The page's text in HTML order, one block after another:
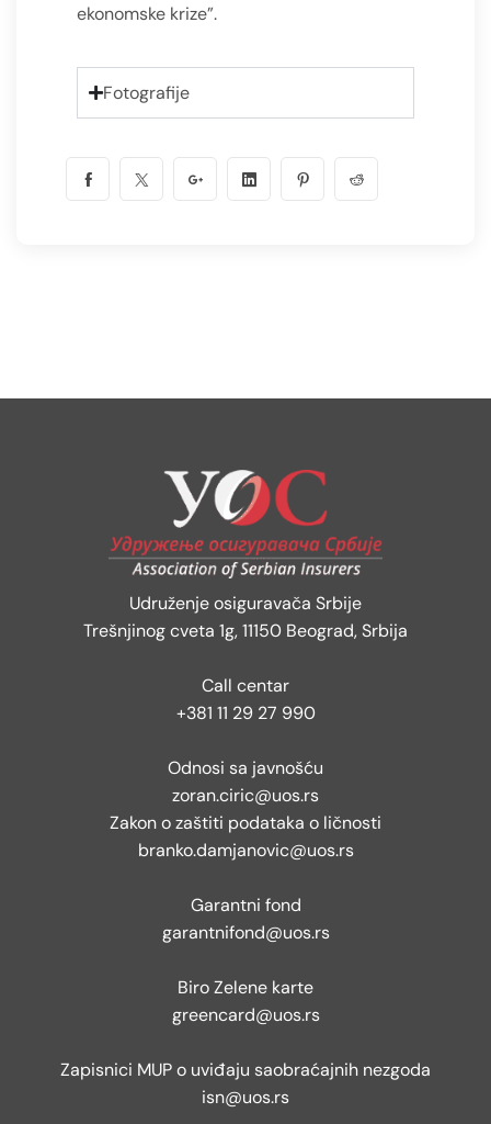
ekonomske krize”.
Fotografije
Udruženje osiguravača Srbije
Trešnjinog cveta 1g, 11150 Beograd, Srbija
Call centar
+381 11 29 27 990
Odnosi sa javnošću
zoran.ciric@uos.rs
Zakon o zaštiti podataka o ličnosti
branko.damjanovic@uos.rs
Garantni fond
garantnifond@uos.rs
Biro Zelene karte
greencard@uos.rs
Zapisnici MUP o uviđaju saobraćajnih nezgoda
isn@uos.rs